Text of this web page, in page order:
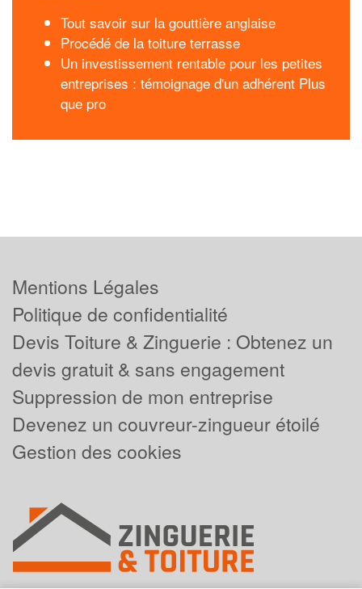
Tout savoir sur la gouttière anglaise
Procédé de la toiture terrasse
Un investissement rentable pour les petites
entreprises : témoignage d'un adhérent Plus
que pro
Mentions Légales
Politique de confidentialité
Devis Toiture & Zinguerie : Obtenez un
devis gratuit & sans engagement
Suppression de mon entreprise
Devenez un couvreur-zingueur étoilé
Gestion des cookies